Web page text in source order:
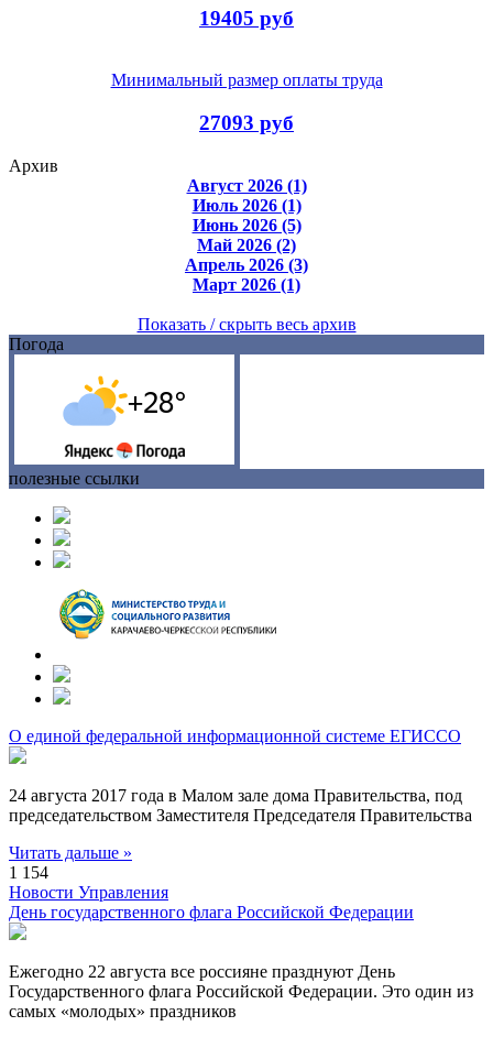
19405 руб
Минимальный размер оплаты труда
27093 руб
Архив
Август 2026 (1)
Июль 2026 (1)
Июнь 2026 (5)
Май 2026 (2)
Апрель 2026 (3)
Март 2026 (1)
Показать / скрыть весь архив
Погода
полезные ссылки
О единой федеральной информационной системе ЕГИССО
24 августа 2017 года в Малом зале дома Правительства, под
председательством Заместителя Председателя Правительства
Читать дальше »
1 154
Новости Управления
День государственного флага Российской Федерации
Ежегодно 22 августа все россияне празднуют День
Государственного флага Российской Федерации. Это один из
самых «молодых» праздников